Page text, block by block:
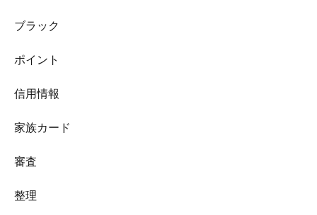
ブラック
ポイント
信用情報
家族カード
審査
整理